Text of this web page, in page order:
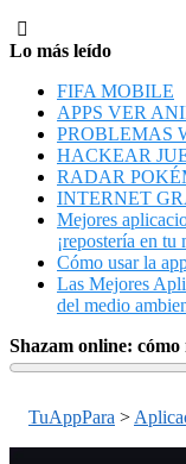
Lo más leído
FIFA MOBILE
APPS VER
PROBLEMAS
HACKEAR
RADAR
INTERNET
Mejores
¡repostería en tu
Cómo usar la
Las Mejores
del medio
Shazam online: cómo
TuAppPara >